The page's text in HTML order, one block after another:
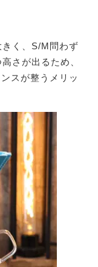
く、S/M問わず
さが出るため、
スが整うメリッ